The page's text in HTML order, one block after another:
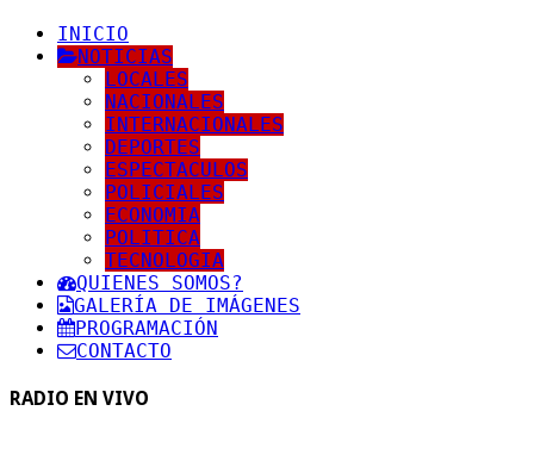
INICIO
NOTICIAS
LOCALES
NACIONALES
INTERNACIONALES
DEPORTES
ESPECTACULOS
POLICIALES
ECONOMIA
POLITICA
TECNOLOGIA
QUIENES SOMOS?
GALERÍA DE IMÁGENES
PROGRAMACIÓN
CONTACTO
RADIO EN VIVO